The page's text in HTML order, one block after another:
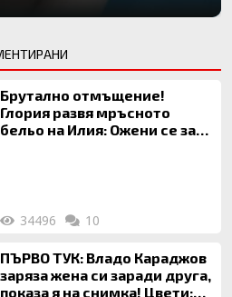
Брутално отмъщение!
Глория развя мръсното
бельо на Илия: Ожени се за
34496 10
ПЪРВО ТУК: Владо Караджов
заряза жена си заради друга,
показа я на снимка! Цвети: